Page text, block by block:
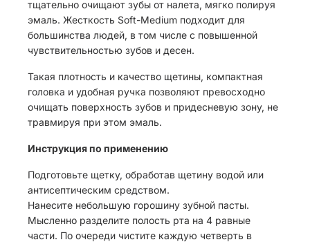
тщательно очищают зубы от налета, мягко полируя
эмаль. Жесткость Soft-Medium подходит для
большинства людей, в том числе с повышенной
чувствительностью зубов и десен.
Такая плотность и качество щетины, компактная
головка и удобная ручка позволяют превосходно
очищать поверхность зубов и придесневую зону, не
травмируя при этом эмаль.
Инструкция по применению
Подготовьте щетку, обработав щетину водой или
антисептическим средством.
Нанесите небольшую горошину зубной пасты.
Мысленно разделите полость рта на 4 равные
части. По очереди чистите каждую четверть в